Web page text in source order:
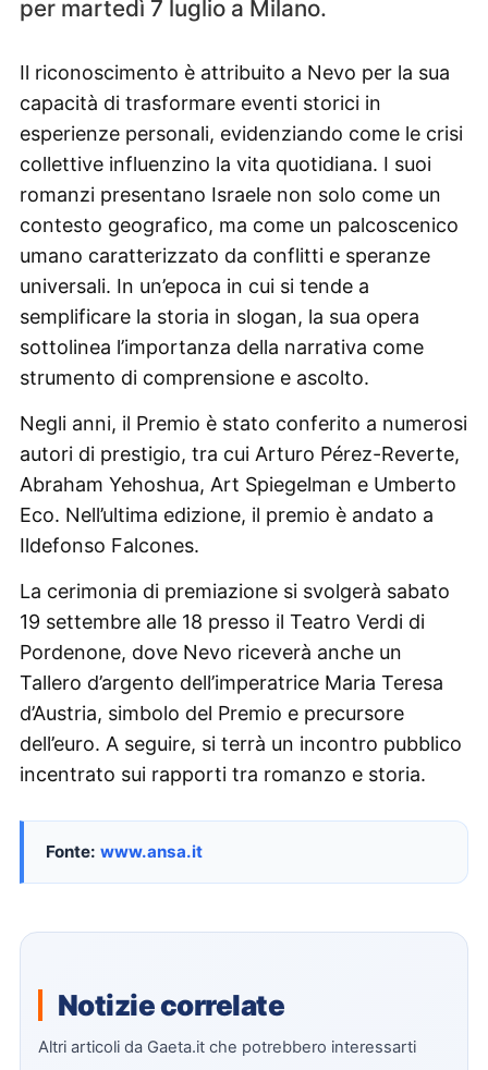
per martedì 7 luglio a Milano.
Il riconoscimento è attribuito a Nevo per la sua
capacità di trasformare eventi storici in
esperienze personali, evidenziando come le crisi
collettive influenzino la vita quotidiana. I suoi
romanzi presentano Israele non solo come un
contesto geografico, ma come un palcoscenico
umano caratterizzato da conflitti e speranze
universali. In un’epoca in cui si tende a
semplificare la storia in slogan, la sua opera
sottolinea l’importanza della narrativa come
strumento di comprensione e ascolto.
Negli anni, il Premio è stato conferito a numerosi
autori di prestigio, tra cui Arturo Pérez-Reverte,
Abraham Yehoshua, Art Spiegelman e Umberto
Eco. Nell’ultima edizione, il premio è andato a
Ildefonso Falcones.
La cerimonia di premiazione si svolgerà sabato
19 settembre alle 18 presso il Teatro Verdi di
Pordenone, dove Nevo riceverà anche un
Tallero d’argento dell’imperatrice Maria Teresa
d’Austria, simbolo del Premio e precursore
dell’euro. A seguire, si terrà un incontro pubblico
incentrato sui rapporti tra romanzo e storia.
Fonte: www.ansa.it
Notizie correlate
Altri articoli da Gaeta.it che potrebbero interessarti